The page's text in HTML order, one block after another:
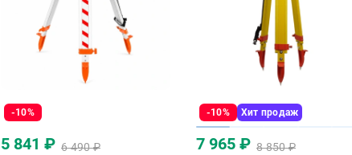
-10%
5 841 ₽ 6 490 ₽
-10% Хит продаж
7 965 ₽ 8 850 ₽